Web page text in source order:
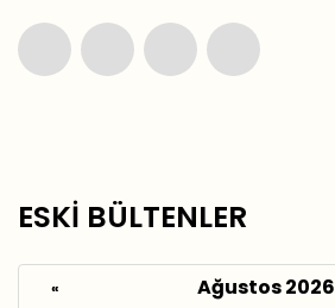
ESKİ BÜLTENLER
« Ağustos 2026